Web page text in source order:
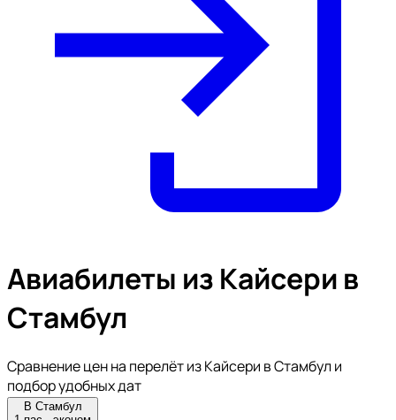
Авиабилеты из Кайсери в
Стамбул
Сравнение цен на перелёт из Кайсери в Стамбул и
подбор удобных дат
В Стамбул